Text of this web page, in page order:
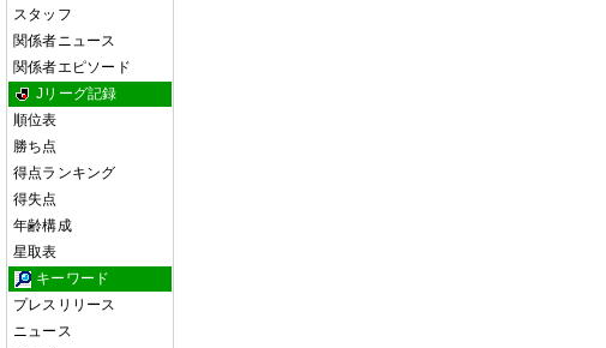
スタッフ
関係者ニュース
関係者エピソード
Jリーグ記録
順位表
勝ち点
得点ランキング
得失点
年齢構成
星取表
キーワード
プレスリリース
ニュース